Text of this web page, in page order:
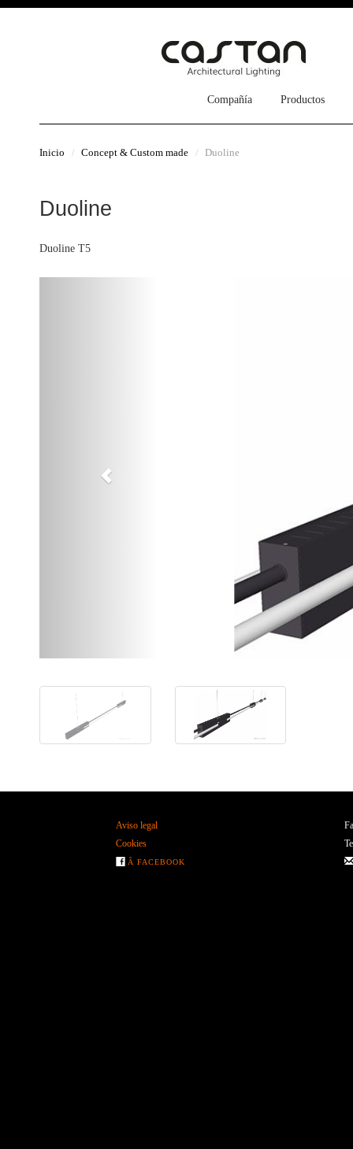
Compañía Productos
Inicio Concept & Custom made Duoline
Duoline
Duoline T5
Aviso legal
Cookies
Â FACEBOOK